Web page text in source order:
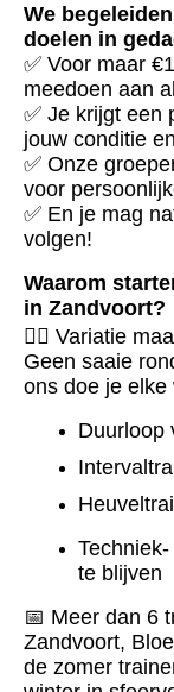
We
doelen in
✅ Voor maar
meedoen aan
✅ Je krijgt een
jouw conditie
✅ Onze
voor
✅ En je mag
volgen!
Waarom
in Zandvoort?
🏃‍♀️ Variatie
Geen saaie
ons doe je elke
Duurloop
te blijven
📅 Meer dan 6
Zandvoort,
de zomer